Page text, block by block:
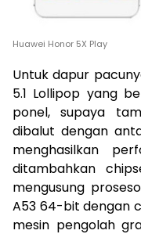
Huawei Honor 5X Play
Untuk dapur
5.1 Lollipop yang
ponel, supaya
dibalut dengan
menghasilkan
ditambahkan
mengusung
A53 64-bit dengan
mesin pengolah